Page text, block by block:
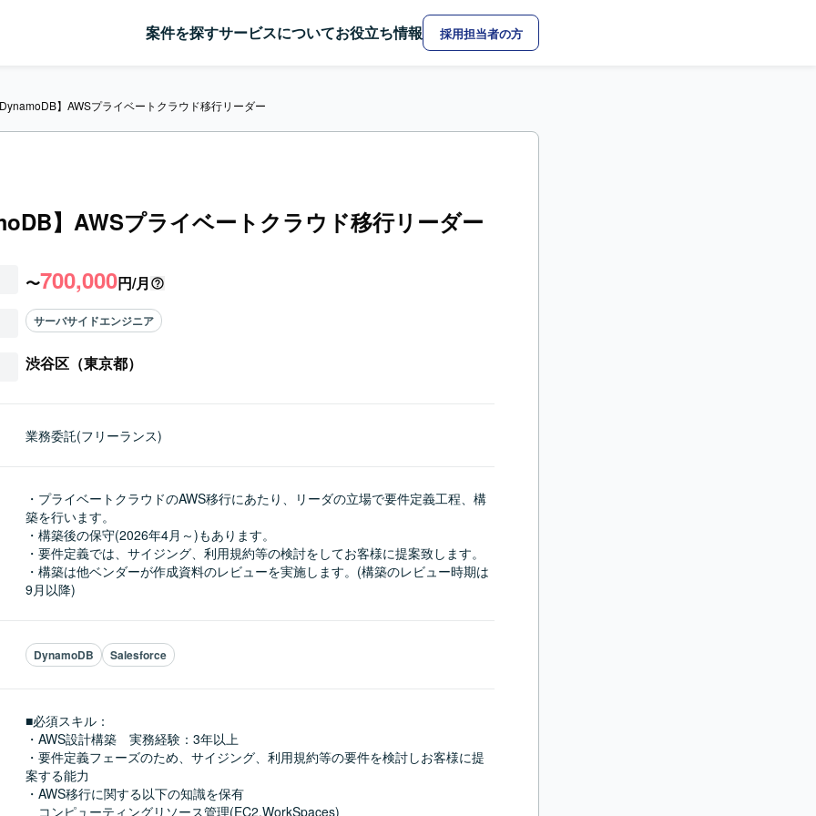
案件を探すサービスについてお役立ち情報 採用担当者の方
】AWSプライベートクラウド移行リーダー
】AWSプライベートクラウド移行リーダー
〜700,000円/月
サーバサイドエンジニア
渋谷区（東京都）
業務委託(フリーランス)
・プライベートクラウドのAWS移行にあたり、リーダの立場で要件定義工程、構
築を行います。
・構築後の保守(2026年4月～)もあります。
・要件定義では、サイジング、利用規約等の検討をしてお客様に提案致します。
・構築は他ベンダーが作成資料のレビューを実施します。(構築のレビュー時期は
9月以降)
DynamoDB Salesforce
■必須スキル：
・AWS設計構築　実務経験：3年以上
・要件定義フェーズのため、サイジング、利用規約等の要件を検討しお客様に提
案する能力
・AWS移行に関する以下の知識を保有
コンピューティングリソース管理(EC2,WorkSpaces)